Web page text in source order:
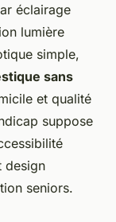
éclairage
lumière
simple,
sans
et qualité
suppose
design
seniors.